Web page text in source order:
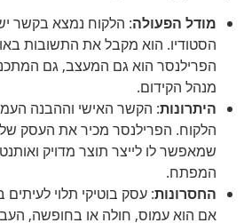
מודל הפעולה: הלקוח נמצא בקשר
הסטודיו. הוא מקבל את התשובות
הפרילנסר הוא גם המעצב, גם
מנהל הקידום.
היתרונות: הקשר האישי וההבנה
הלקוח. הפרילנסר מכיר את העסק
שמאפשר לו לייצר תוצר מדויק
המפתח.
החסרונות: עסק בוטיקי תלוי
אם הוא עמוס, חולה או בחופשה,